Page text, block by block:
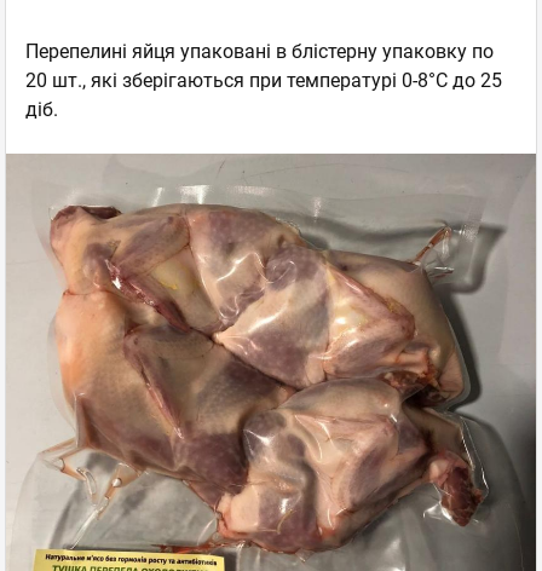
Перепелині яйця упаковані в блістерну упаковку по
20 шт., які зберігаються при температурі 0-8°С до 25
діб.